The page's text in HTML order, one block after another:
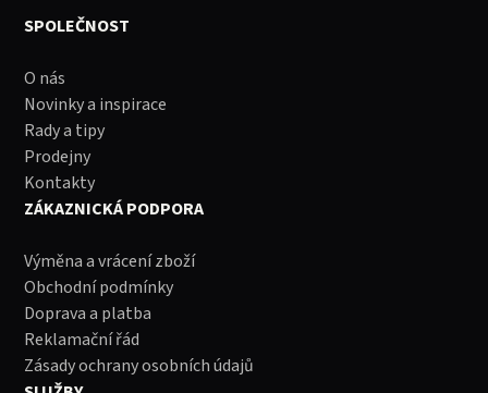
SPOLEČNOST
O nás
Novinky a inspirace
Rady a tipy
Prodejny
Kontakty
ZÁKAZNICKÁ PODPORA
Výměna a vrácení zboží
Obchodní podmínky
Doprava a platba
Reklamační řád
Zásady ochrany osobních údajů